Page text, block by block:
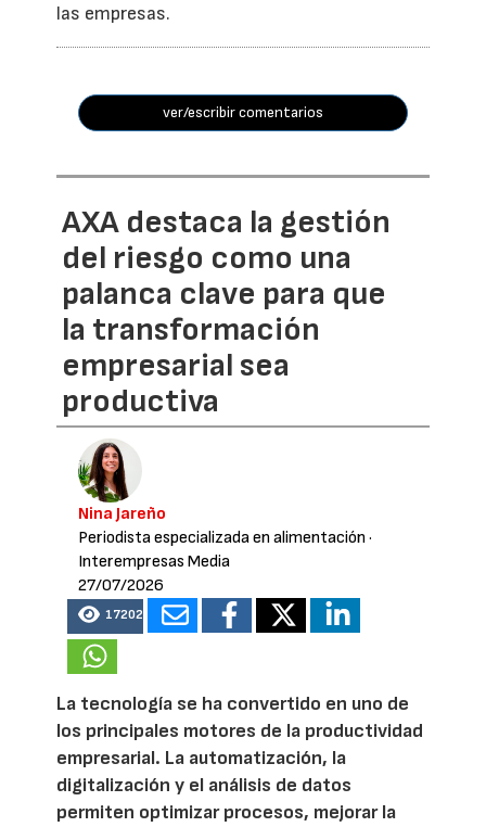
las empresas.
ver/escribir comentarios
AXA destaca la gestión
del riesgo como una
palanca clave para que
la transformación
empresarial sea
productiva
Nina Jareño
Periodista especializada en alimentación ·
Interempresas Media
27/07/2026
17202
La tecnología se ha convertido en uno de
los principales motores de la productividad
empresarial. La automatización, la
digitalización y el análisis de datos
permiten optimizar procesos, mejorar la